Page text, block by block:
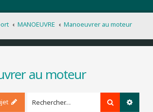
MANOEUVRE Manoeuvrer au moteur
au moteur
Rechercher